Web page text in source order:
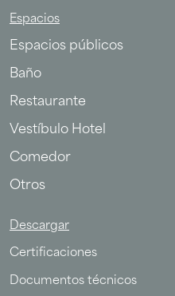
Espacios
Espacios públicos
Baño
Restaurante
Vestíbulo Hotel
Comedor
Otros
Descargar
Certificaciones
Documentos técnicos